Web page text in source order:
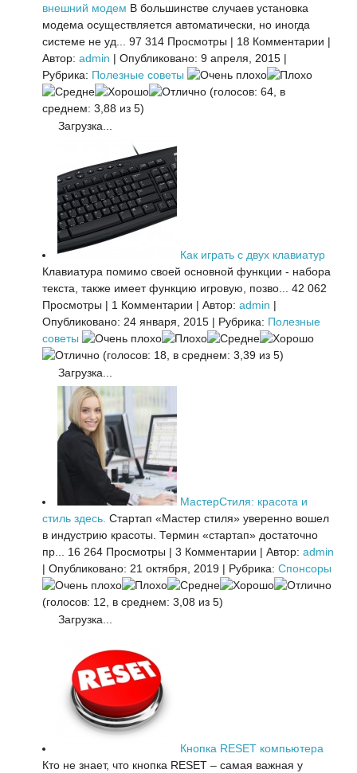
внешний модем В большинстве случаев установка
модема осуществляется автоматически, но иногда
системе не уд...
97 314 Просмотры | 18 Комментарии |
Автор: admin | Опубликовано: 9 апреля, 2015 |
Рубрика: Полезные советы
(голосов: 64, в
среднем: 3,88 из 5)
Загрузка...
Как играть с двух клавиатур
Клавиатура помимо своей основной функции - набора
текста, также имеет функцию игровую, позво...
42 062
Просмотры | 1 Комментарии | Автор: admin |
Опубликовано: 24 января, 2015 | Рубрика: Полезные
советы
(голосов: 18, в среднем: 3,39 из 5)
Загрузка...
МастерСтиля: красота и
стиль здесь. Стартап «Мастер стиля» уверенно вошел
в индустрию красоты. Термин «стартап» достаточно
пр...
16 264 Просмотры | 3 Комментарии | Автор: admin
| Опубликовано: 21 октября, 2019 | Рубрика: Спонсоры
(голосов: 12, в среднем: 3,08 из 5)
Загрузка...
Кнопка RESET компьютера
Кто не знает, что кнопка RESET – самая важная у